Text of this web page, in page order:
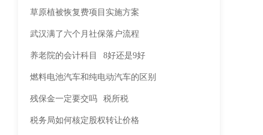
草原植被恢复费项目实施方案
武汉满了六个月社保落户流程
养老院的会计科目 8好还是9好
燃料电池汽车和纯电动汽车的区别
残保金一定要交吗 税所税
税务局如何核定股权转让价格